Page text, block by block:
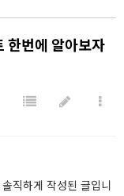
한번에 알아보자
직하게 작성된 글입니